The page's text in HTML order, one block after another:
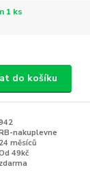
1 ks
do košíku
nakuplevne
24 měsíců
49kč
zdarma